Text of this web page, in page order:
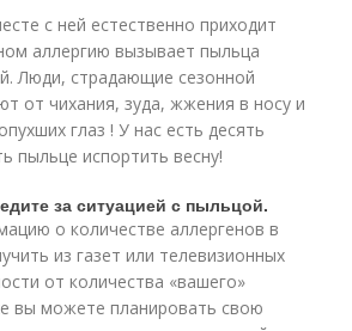
с ней естественно приходит
аллергию вызывает пыльца
Люди, страдающие сезонной
от чихания, зуда, жжения в носу и
глаз ! У нас есть десять
пыльце испортить весну!
за ситуацией с пыльцой.
о количестве аллергенов в
из газет или телевизионных
от количества «вашего»
вы можете планировать свою